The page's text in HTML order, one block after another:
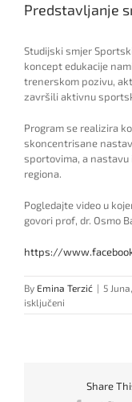
Predstavljanje
Studijski smjer
koncept edukacije
trenerskom pozivu,
završili aktivnu
Program se realizira
skoncentrisane
sportovima, a
regiona.
Pogledajte video u
govori prof, dr. Osmo
https://
By Emina Terzić | 5
isključeni
Predstavljanje
Share